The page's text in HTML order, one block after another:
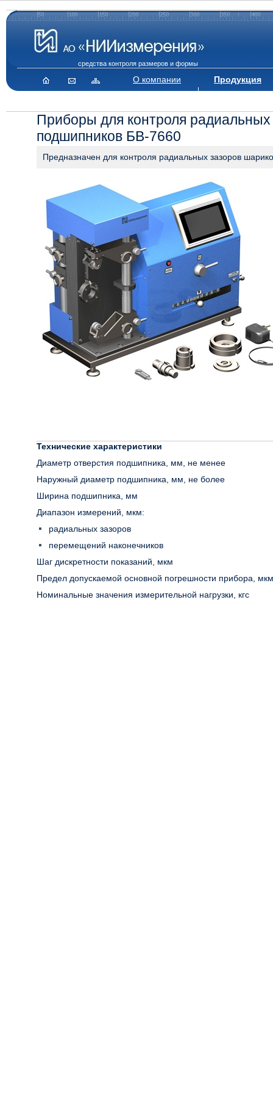
средства контроля размеров и формы
О компании Продукция
Приборы для контроля радиальных
подшипников БВ-7660
Предназначен для контроля радиальных зазоров
Технические характеристики
Диаметр отверстия подшипника, мм, не менее
Наружный диаметр подшипника, мм, не более
Ширина подшипника, мм
Диапазон измерений, мкм:
радиальных зазоров
перемещений наконечников
Шаг дискретности показаний, мкм
Предел допускаемой основной погрешности прибора, мкм
Номинальные значения измерительной нагрузки, кгс